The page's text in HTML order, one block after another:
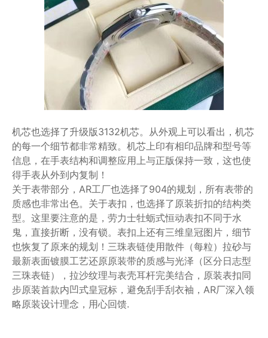
机芯也选择了升级版3132机芯。从外观上可以看出，机芯
的每一个细节都非常精致。机芯上印有相印品牌和型号等
信息，在手表结构和调整应用上与正版保持一致，这也使
得手表从外到内复制！
关于表带部分，AR工厂也选择了904的规划，所有表带的
质感也非常出色。关于表扣，也选择了原装折扣的结构类
型。这里要注意的是，劳力士牡蛎式恒动表扣不同于水
鬼，直接折断，没有锁。表扣上还有三维皇冠图片，细节
也恢复了原来的规划！三珠表链使用散件（每粒）拉砂与
最新表面镀膜工艺还原原装带的质感与光泽（区分日志型
三珠表链），拉沙纹理与表壳耳杆完美结合，原装表扣同
步原装首款内凹式皇冠标，避免刮手刮衣袖，AR厂深入领
略原装设计理念，用心回馈.